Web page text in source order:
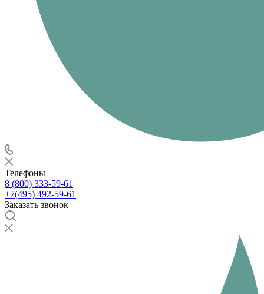
Телефоны
8 (800) 333-59-61
+7(495) 492-59-61
Заказать звонок